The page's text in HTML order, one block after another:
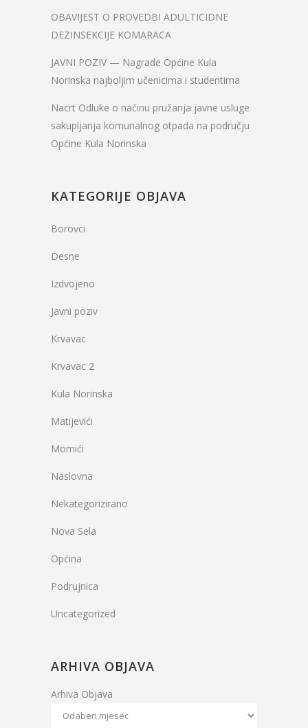
OBAVIJEST O PROVEDBI ADULTICIDNE
DEZINSEKCIJE KOMARACA
JAVNI POZIV — Nagrade Općine Kula
Norinska najboljim učenicima i studentima
Nacrt Odluke o načinu pružanja javne usluge
sakupljanja komunalnog otpada na području
Općine Kula Norinska
KATEGORIJE OBJAVA
Borovci
Desne
Izdvojeno
Javni poziv
Krvavac
Krvavac 2
Kula Norinska
Matijevići
Momići
Naslovna
Nekategorizirano
Nova Sela
Općina
Podrujnica
Uncategorized
ARHIVA OBJAVA
Arhiva Objava